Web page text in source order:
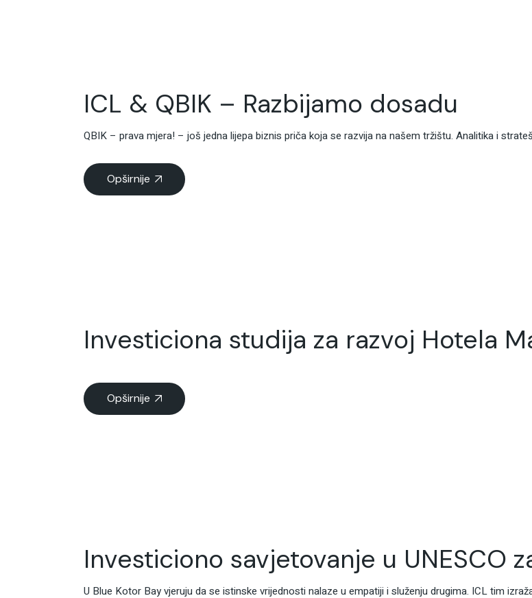
ICL & QBIK – Razbijamo dosadu
QBIK – prava mjera! – još jedna lijepa biznis priča koja se razvija na našem tržištu. Analitika i
Opširnije
Investiciona studija za razvoj Hotela
Opširnije
Investiciono savjetovanje u UNESCO
U Blue Kotor Bay vjeruju da se istinske vrijednosti nalaze u empatiji i služenju drugima. ICL tim